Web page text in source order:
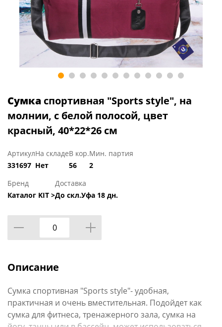
Сумка спортивная "Sports style", на
молнии, с белой полосой, цвет
красный, 40*22*26 см
Артикул
331697
На складе
Нет
В кор.
56
Мин. партия
2
Бренд
Каталог KIT >
Доставка
До скл.Уфа 18 дн.
Описание
Сумка спортивная "Sports style"- удобная,
практичная и очень вместительная. Подойдет как
сумка для фитнеса, тренажерного зала, сумка на